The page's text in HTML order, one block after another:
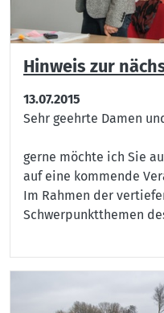
Hinweis zur
13.07.2015
Sehr geehrte Damen
gerne möchte ich Sie
auf eine kommende
Im Rahmen der
Schwerpunktthemen